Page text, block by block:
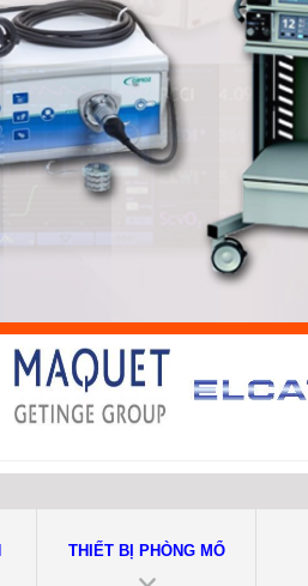
THIẾT BỊ PHÒNG MỔ